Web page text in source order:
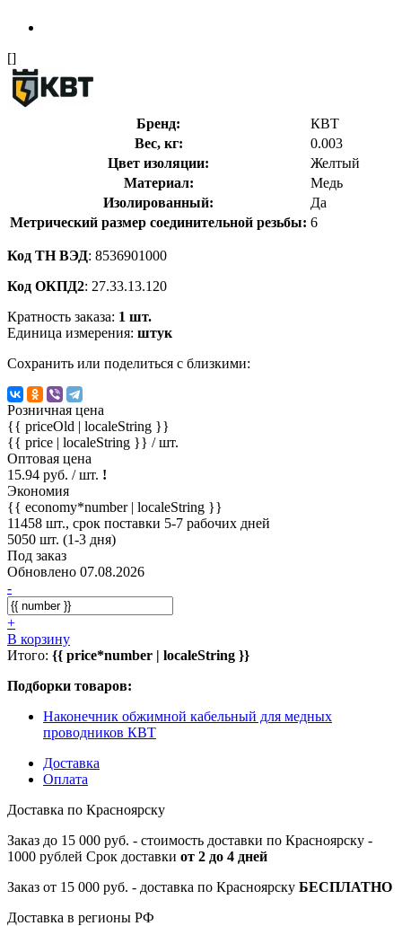
[]
Бренд:
КВТ
Вес, кг:
0.003
Цвет изоляции:
Желтый
Материал:
Медь
Изолированный:
Да
Метрический размер соединительной резьбы: 6
Код ТН ВЭД: 8536901000
Код ОКПД2: 27.33.13.120
Кратность заказа: 1 шт.
Единица измерения: штук
Сохранить или поделиться с близкими:
Розничная цена
{{ priceOld | localeString }}
{{ price | localeString }} / шт.
Оптовая цена
15.94 руб. / шт. !
Экономия
{{ economy*number | localeString }}
11458 шт., срок поставки 5-7 рабочих дней
5050 шт. (1-3 дня)
Под заказ
Обновлено 07.08.2026
-
+
В корзину
Итого: {{ price*number | localeString }}
Подборки товаров:
Наконечник обжимной кабельный для медных
проводников КВТ
Доставка
Оплата
Доставка по Красноярску
Заказ до 15 000 руб. - стоимость доставки по Красноярску -
1000 рублей Срок доставки от 2 до 4 дней
Заказ от 15 000 руб. - доставка по Красноярску БЕСПЛАТНО
Доставка в регионы РФ